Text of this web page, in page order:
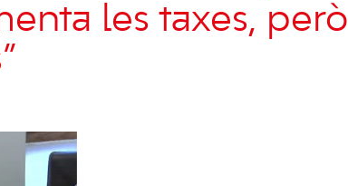
les taxes, però